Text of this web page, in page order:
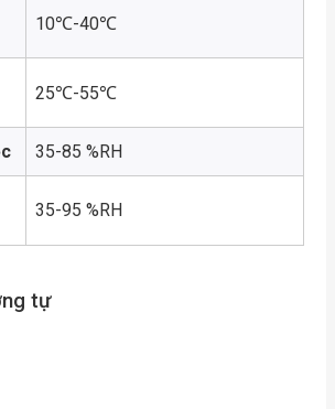
10℃-40℃
25℃-55℃
35-85 %RH
35-95 %RH
tự